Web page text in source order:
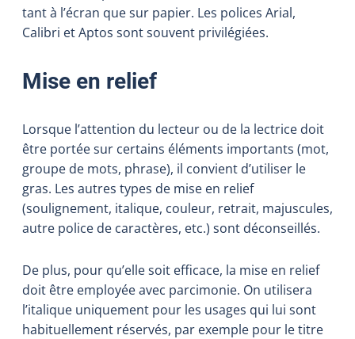
tant à l’écran que sur papier. Les polices Arial,
Calibri et Aptos sont souvent privilégiées.
Mise en relief
Lorsque l’attention du lecteur ou de la lectrice doit
être portée sur certains éléments importants (mot,
groupe de mots, phrase), il convient d’utiliser le
gras. Les autres types de mise en relief
(soulignement, italique, couleur, retrait, majuscules,
autre police de caractères, etc.) sont déconseillés.
De plus, pour qu’elle soit efficace, la mise en relief
doit être employée avec parcimonie. On utilisera
l’italique uniquement pour les usages qui lui sont
habituellement réservés, par exemple pour le titre